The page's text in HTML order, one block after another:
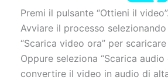
Premi il pulsante “Ottieni il video”.
Avviare il processo
“Scarica video ora” per
Oppure seleziona “Scarica audio
convertire il video in audio di